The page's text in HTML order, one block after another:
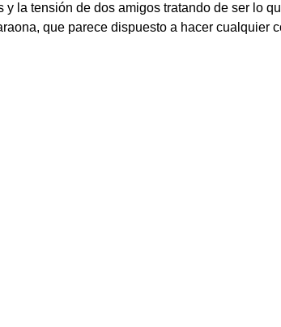
la tensión de dos amigos tratando de ser lo
que parece dispuesto a hacer cualquier